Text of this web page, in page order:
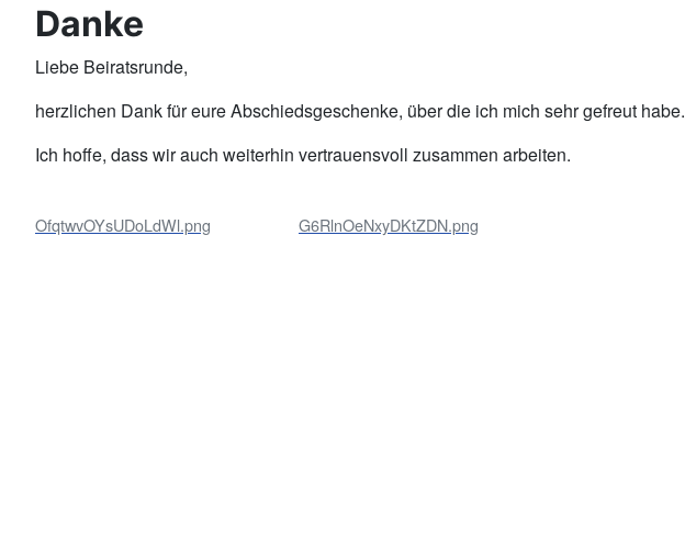
Danke
Liebe Beiratsrunde,
herzlichen Dank für eure Abschiedsgeschenke, über die ich mich sehr gefreut habe.
Ich hoffe, dass wir auch weiterhin vertrauensvoll zusammen arbeiten.
OfqtwvOYsUDoLdWl.png G6RlnOeNxyDKtZDN.png